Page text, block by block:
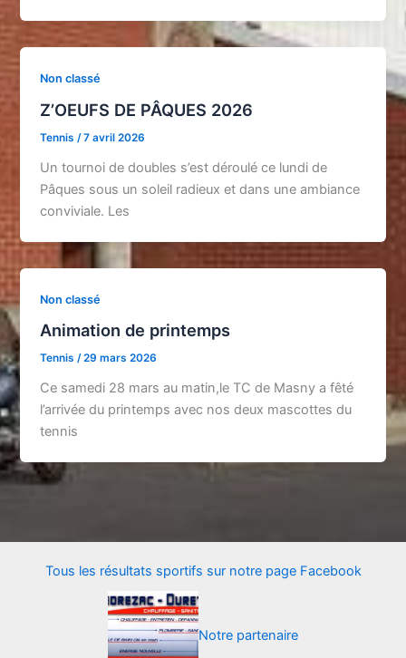
Non classé
Z’OEUFS DE PÂQUES 2026
Tennis/7 avril 2026
Un tournoi de doubles s’est déroulé ce lundi de
Pâques sous un soleil radieux et dans une ambiance
conviviale. Les
Non classé
Animation de printemps
Tennis/29 mars 2026
Ce samedi 28 mars au matin,le TC de Masny a fêté
l’arrivée du printemps avec nos deux mascottes du
tennis
Tous les résultats sportifs sur notre page Facebook
Notre partenaire